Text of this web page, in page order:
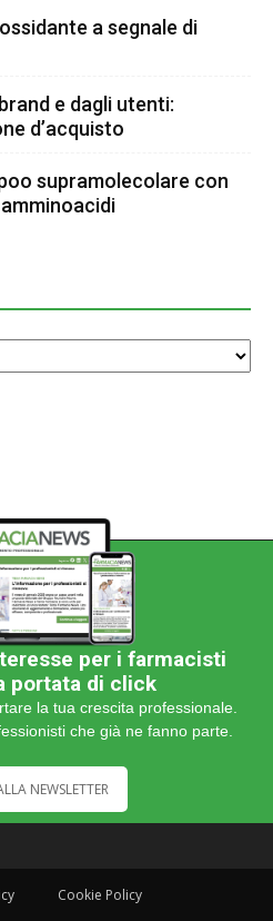
a segnale di
e dagli utenti:
d’acquisto
supramolecolare con
per i farmacisti
portata di click
la tua crescita professionale.
che già ne fanno parte.
NEWSLETTER
Cookie Policy